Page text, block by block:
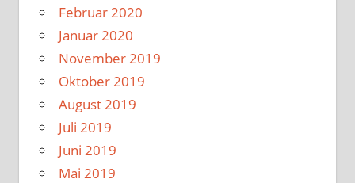
Februar 2020
Januar 2020
November 2019
Oktober 2019
August 2019
Juli 2019
Juni 2019
Mai 2019